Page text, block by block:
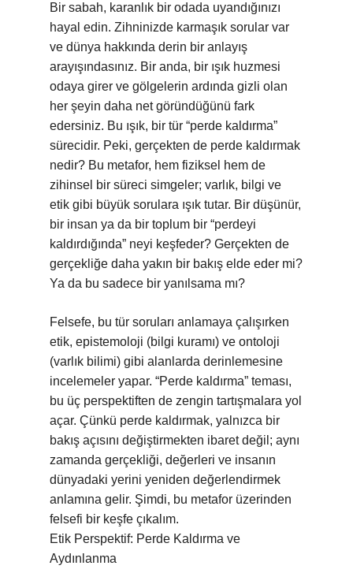
Bir sabah, karanlık bir odada uyandığınızı
hayal edin. Zihninizde karmaşık sorular var
ve dünya hakkında derin bir anlayış
arayışındasınız. Bir anda, bir ışık huzmesi
odaya girer ve gölgelerin ardında gizli olan
her şeyin daha net göründüğünü fark
edersiniz. Bu ışık, bir tür “perde kaldırma”
sürecidir. Peki, gerçekten de perde kaldırmak
nedir? Bu metafor, hem fiziksel hem de
zihinsel bir süreci simgeler; varlık, bilgi ve
etik gibi büyük sorulara ışık tutar. Bir düşünür,
bir insan ya da bir toplum bir “perdeyi
kaldırdığında” neyi keşfeder? Gerçekten de
gerçekliğe daha yakın bir bakış elde eder mi?
Ya da bu sadece bir yanılsama mı?
Felsefe, bu tür soruları anlamaya çalışırken
etik, epistemoloji (bilgi kuramı) ve ontoloji
(varlık bilimi) gibi alanlarda derinlemesine
incelemeler yapar. “Perde kaldırma” teması,
bu üç perspektiften de zengin tartışmalara yol
açar. Çünkü perde kaldırmak, yalnızca bir
bakış açısını değiştirmekten ibaret değil; aynı
zamanda gerçekliği, değerleri ve insanın
dünyadaki yerini yeniden değerlendirmek
anlamına gelir. Şimdi, bu metafor üzerinden
felsefi bir keşfe çıkalım.
Etik Perspektif: Perde Kaldırma ve
Aydınlanma